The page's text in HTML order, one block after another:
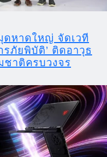
ดหาดใหญ่ จัดเวที
ภัยพิบัติ’ ติดอาวุธ
าติครบวงจร